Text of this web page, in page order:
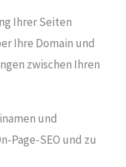
Ihrer Seiten
Ihre Domain und
zwischen Ihren
und
Page-SEO und zu